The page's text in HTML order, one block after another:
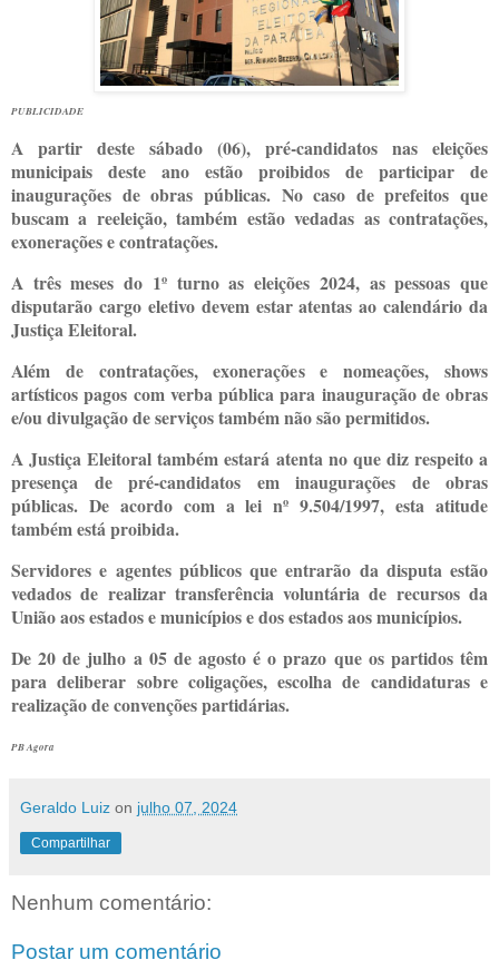
PUBLICIDADE
A partir deste sábado (06), pré-candidatos nas eleições
municipais deste ano estão proibidos de participar de
inaugurações de obras públicas. No caso de prefeitos que
buscam a reeleição, também estão vedadas as contratações,
exonerações e contratações.
A três meses do 1º turno as eleições 2024, as pessoas que
disputarão cargo eletivo devem estar atentas ao calendário da
Justiça Eleitoral.
Além de contratações, exonerações e nomeações, shows
artísticos pagos com verba pública para inauguração de obras
e/ou divulgação de serviços também não são permitidos.
A Justiça Eleitoral também estará atenta no que diz respeito a
presença de pré-candidatos em inaugurações de obras
públicas. De acordo com a lei nº 9.504/1997, esta atitude
também está proibida.
Servidores e agentes públicos que entrarão da disputa estão
vedados de realizar transferência voluntária de recursos da
União aos estados e municípios e dos estados aos municípios.
De 20 de julho a 05 de agosto é o prazo que os partidos têm
para deliberar sobre coligações, escolha de candidaturas e
realização de convenções partidárias.
PB Agora
Geraldo Luiz on julho 07, 2024
Compartilhar
Nenhum comentário:
Postar um comentário